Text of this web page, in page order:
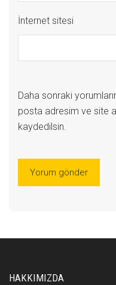
İnternet sitesi
Daha sonraki
posta adresim ve site
kaydedilsin.
HAKKIMIZDA